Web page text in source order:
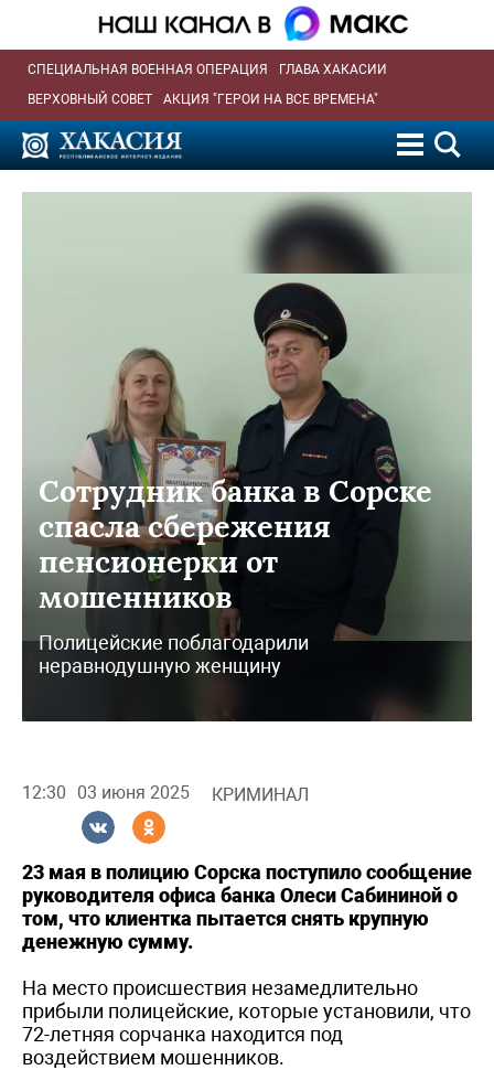
СПЕЦИАЛЬНАЯ ВОЕННАЯ ОПЕРАЦИЯ
ГЛАВА ХАКАСИИ
ВЕРХОВНЫЙ СОВЕТ
АКЦИЯ "ГЕРОИ НА ВСЕ ВРЕМЕНА"
Сотрудник банка в Сорске
спасла сбережения
пенсионерки от
мошенников
Полицейские поблагодарили
неравнодушную женщину
12:30 03 июня 2025 КРИМИНАЛ
23 мая в полицию Сорска поступило сообщение
руководителя офиса банка Олеси Сабининой о
том, что клиентка пытается снять крупную
денежную сумму.
На место происшествия незамедлительно
прибыли полицейские, которые установили, что
72-летняя сорчанка находится под
воздействием мошенников.